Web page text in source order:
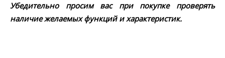
Убедительно просим вас при покупке проверять
наличие желаемых функций и характеристик.